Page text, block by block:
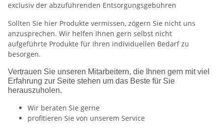
exclusiv der abzuführenden Entsorgungsgebühren
Sollten Sie hier Produkte vermissen, zögern Sie nicht uns
anzusprechen. Wir helfen Ihnen gern selbst nicht
aufgeführte Produkte für Ihren individuellen Bedarf zu
besorgen.
Vertrauen Sie unseren Mitarbeitern, die Ihnen gern mit viel
Erfahrung zur Seite stehen um das Beste für Sie
herauszuholen.
Wir beraten Sie gerne
profitieren Sie von unserem Service